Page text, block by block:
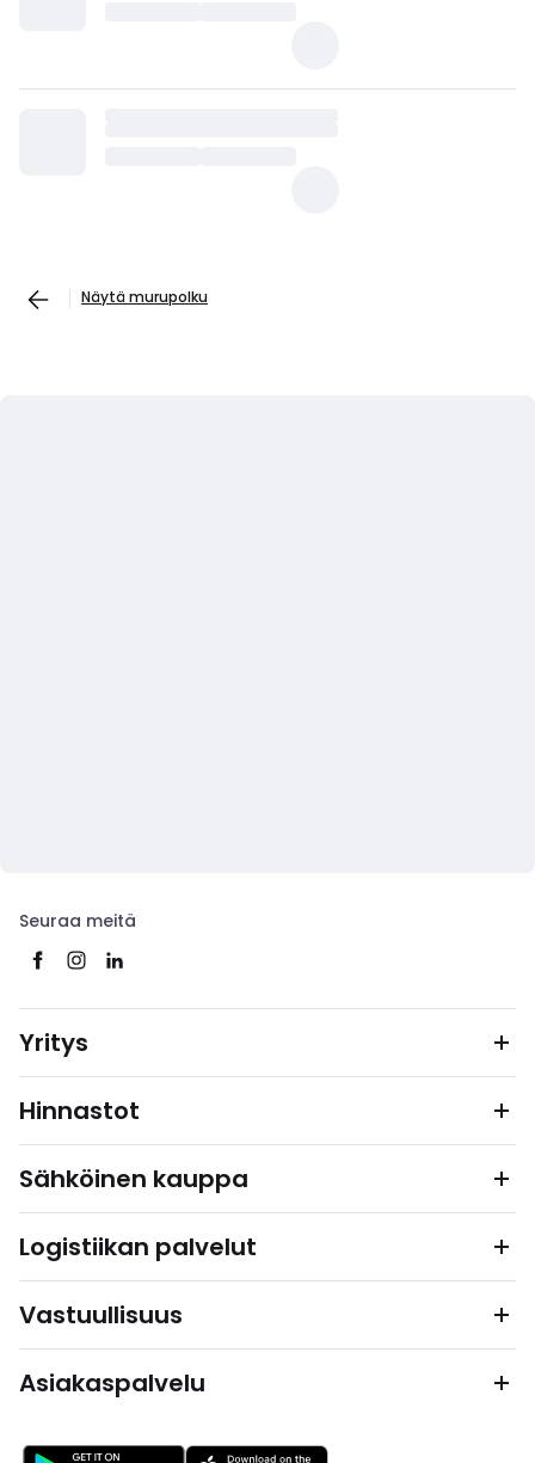
Näytä murupolku
Seuraa meitä
Yritys
Hinnastot
Sähköinen kauppa
Logistiikan palvelut
Vastuullisuus
Asiakaspalvelu